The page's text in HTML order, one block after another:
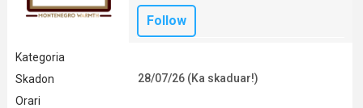
Follow
Kategoria
Skadon
28/07/26 (Ka skaduar!)
Orari